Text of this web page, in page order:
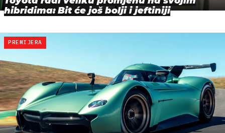
hibridima: Bit će još bolji i jeftiniji
PREMIJERA